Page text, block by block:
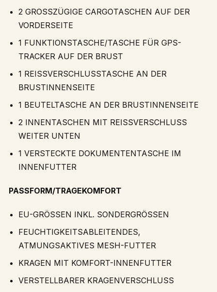
2 GROSSZÜGIGE CARGOTASCHEN AUF DER
VORDERSEITE
1 FUNKTIONSTASCHE/TASCHE FÜR GPS-
TRACKER AUF DER BRUST
1 REISSVERSCHLUSSTASCHE AN DER
BRUSTINNENSEITE
1 BEUTELTASCHE AN DER BRUSTINNENSEITE
2 INNENTASCHEN MIT REISSVERSCHLUSS
WEITER UNTEN
1 VERSTECKTE DOKUMENTENTASCHE IM
INNENFUTTER
PASSFORM/TRAGEKOMFORT
EU-GRÖSSEN INKL. SONDERGRÖSSEN
FEUCHTIGKEITSABLEITENDES,
ATMUNGSAKTIVES MESH-FUTTER
KRAGEN MIT KOMFORT-INNENFUTTER
VERSTELLBARER KRAGENVERSCHLUSS